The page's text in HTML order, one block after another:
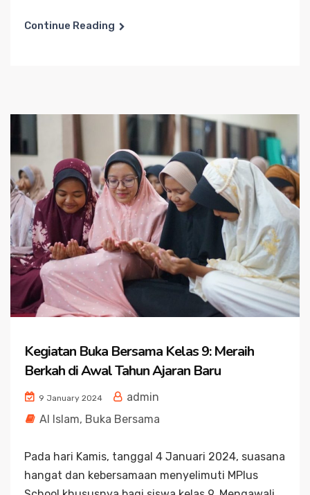
Continue Reading
Kegiatan Buka Bersama Kelas 9: Meraih
Berkah di Awal Tahun Ajaran Baru
9 January 2024
admin
Al Islam, Buka Bersama
Pada hari Kamis, tanggal 4 Januari 2024, suasana
hangat dan kebersamaan menyelimuti MPlus